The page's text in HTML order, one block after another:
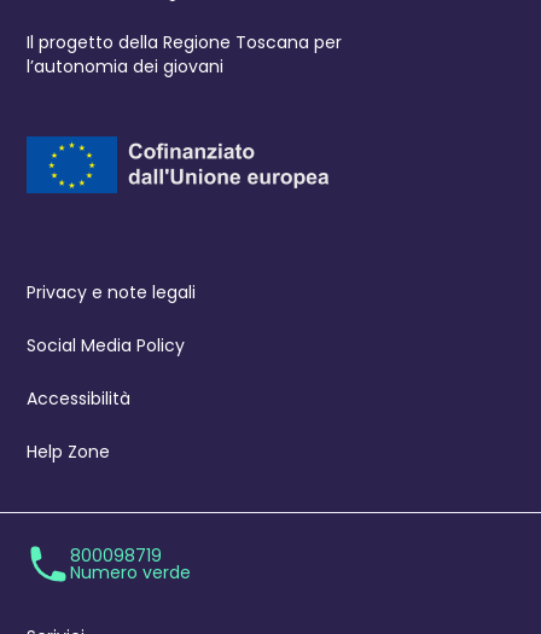
Il progetto della Regione Toscana per
l’autonomia dei giovani
Privacy e note legali
Social Media Policy
Accessibilità
Help Zone
800098719
Numero verde